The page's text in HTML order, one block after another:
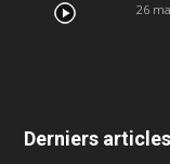
26
Derniers articles